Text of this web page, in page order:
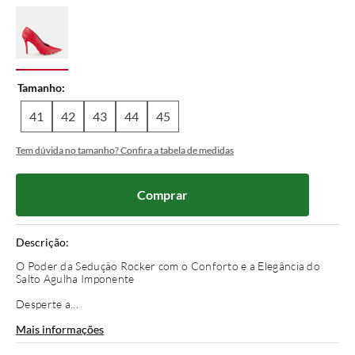
Tamanho
41 42 43 44 45
Tem dúvida no tamanho? Confira a tabela de medidas
Comprar
Descrição:
O Poder da Sedução Rocker com o Conforto e a Elegância do
Salto Agulha Imponente
Desperte a...
Mais informações